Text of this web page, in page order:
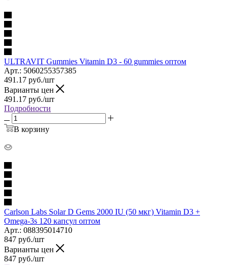
ULTRAVIT Gummies Vitamin D3 - 60 gummies оптом
Арт.: 5060255357385
491.17 руб./шт
Варианты цен
491.17 руб./шт
Подробности
В корзину
Carlson Labs Solar D Gems 2000 IU (50 мкг) Vitamin D3 +
Omega-3s 120 капсул оптом
Арт.: 088395014710
847 руб./шт
Варианты цен
847 руб./шт